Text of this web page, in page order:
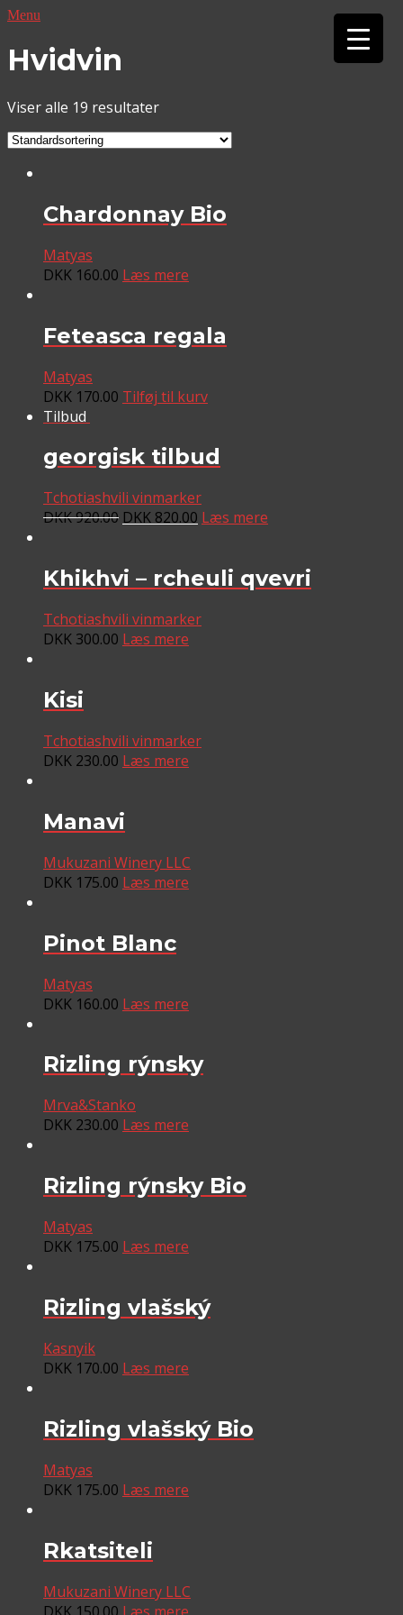
Menu
Hvidvin
Viser alle 19 resultater
Chardonnay Bio
Matyas
DKK 160.00 Læs mere
Feteasca regala
Matyas
DKK 170.00 Tilføj til kurv
Tilbud
georgisk tilbud
Tchotiashvili vinmarker
DKK920.00 DKK 820.00 Læs mere
Khikhvi – rcheuli qvevri
Tchotiashvili vinmarker
DKK 300.00 Læs mere
Kisi
Tchotiashvili vinmarker
DKK 230.00 Læs mere
Manavi
Mukuzani Winery LLC
DKK 175.00 Læs mere
Pinot Blanc
Matyas
DKK 160.00 Læs mere
Rizling rýnsky
Mrva&Stanko
DKK 230.00 Læs mere
Rizling rýnsky Bio
Matyas
DKK 175.00 Læs mere
Rizling vlašský
Kasnyik
DKK 170.00 Læs mere
Rizling vlašský Bio
Matyas
DKK 175.00 Læs mere
Rkatsiteli
Mukuzani Winery LLC
▼
▼